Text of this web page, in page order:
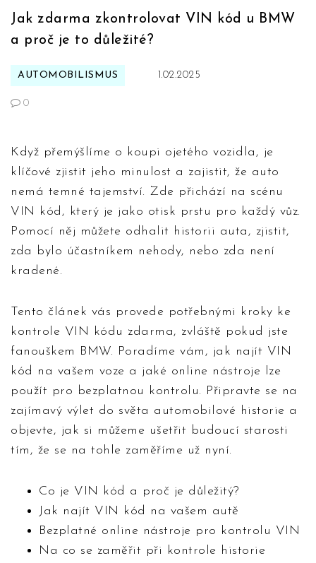
Jak zdarma zkontrolovat VIN kód u BMW
a proč je to důležité?
AUTOMOBILISMUS 1.02.2025
0
Když přemýšlíme o koupi ojetého vozidla, je
klíčové zjistit jeho minulost a zajistit, že auto
nemá temné tajemství. Zde přichází na scénu
VIN kód, který je jako otisk prstu pro každý vůz.
Pomocí něj můžete odhalit historii auta, zjistit,
zda bylo účastníkem nehody, nebo zda není
kradené.
Tento článek vás provede potřebnými kroky ke
kontrole VIN kódu zdarma, zvláště pokud jste
fanouškem BMW. Poradíme vám, jak najít VIN
kód na vašem voze a jaké online nástroje lze
použít pro bezplatnou kontrolu. Připravte se na
zajímavý výlet do světa automobilové historie a
objevte, jak si můžeme ušetřit budoucí starosti
tím, že se na tohle zaměříme už nyní.
Co je VIN kód a proč je důležitý?
Jak najít VIN kód na vašem autě
Bezplatné online nástroje pro kontrolu VIN
Na co se zaměřit při kontrole historie